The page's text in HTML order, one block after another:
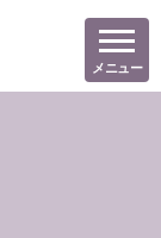
メニュー